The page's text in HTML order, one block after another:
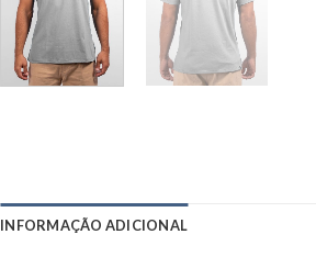
INFORMAÇÃO ADICIONAL